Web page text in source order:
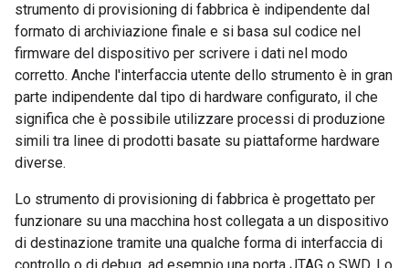
strumento di provisioning di fabbrica è indipendente dal
formato di archiviazione finale e si basa sul codice nel
firmware del dispositivo per scrivere i dati nel modo
corretto. Anche l'interfaccia utente dello strumento è in gran
parte indipendente dal tipo di hardware configurato, il che
significa che è possibile utilizzare processi di produzione
simili tra linee di prodotti basate su piattaforme hardware
diverse.
Lo strumento di provisioning di fabbrica è progettato per
funzionare su una macchina host collegata a un dispositivo
di destinazione tramite una qualche forma di interfaccia di